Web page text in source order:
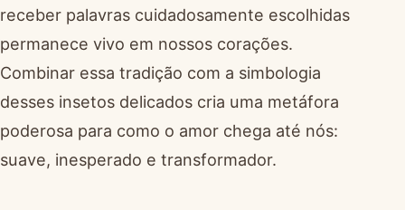
receber palavras cuidadosamente escolhidas
permanece vivo em nossos corações.
Combinar essa tradição com a simbologia
desses insetos delicados cria uma metáfora
poderosa para como o amor chega até nós:
suave, inesperado e transformador.